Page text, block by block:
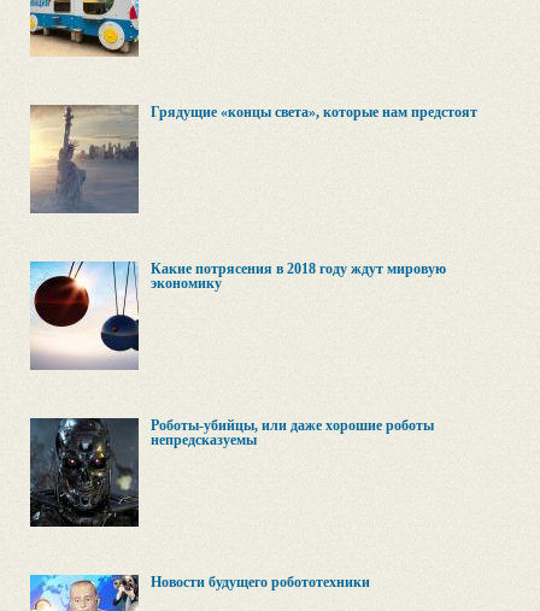
Грядущие «концы света», которые нам предстоят
Какие потрясения в 2018 году ждут мировую
экономику
Роботы-убийцы, или даже хорошие роботы
непредсказуемы
Новости будущего робототехники